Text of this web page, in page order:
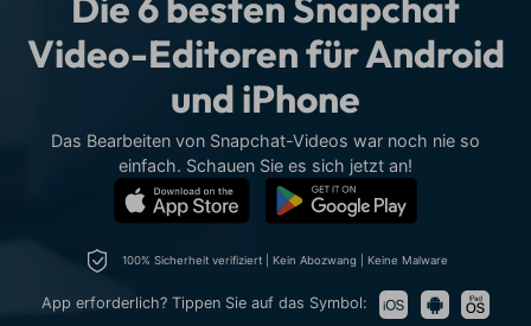
Überblick
Lösungen
Shop
Plattformen
Funktionen
Audio
Soziale Medien
Marketing & Business
Ressourcen
Video-Prompts
Über 100 heiße Video-
Prompts – schnell ähnliche
Meisterkurs
fortgeschrittene
Videobearbeitungsfähigkeiten
Hilfe-Center
Erste Schritte
Kunden-Support
Video-Editoren für Android
und iPhone
Das Bearbeiten von Snapchat-Videos war noch nie so
einfach. Schauen Sie es sich jetzt an!
100% Sicherheit verifiziert | Kein Abozwang | Keine Malware
App erforderlich? Tippen Sie auf das Symbol: